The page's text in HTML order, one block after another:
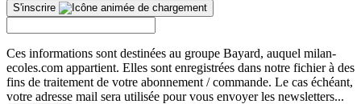
S'inscrire
Ces informations sont destinées au groupe Bayard, auquel milan-
ecoles.com appartient. Elles sont enregistrées dans notre fichier à des
fins de traitement de votre abonnement / commande. Le cas échéant,
votre adresse mail sera utilisée pour vous envoyer les newsletters...